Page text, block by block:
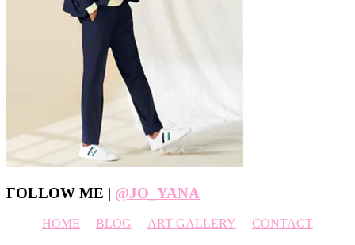
Footer
FOLLOW ME | @JO_YANA
HOME BLOG ART GALLERY
CONTACT